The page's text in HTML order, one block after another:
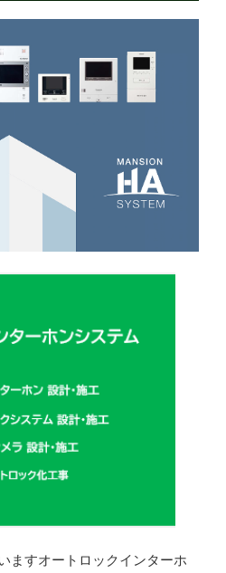
ますオートロックインターホ